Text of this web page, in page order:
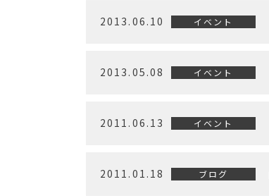
2013.06.10 イベント
2013.05.08 イベント
2011.06.13 イベント
2011.01.18 ブログ